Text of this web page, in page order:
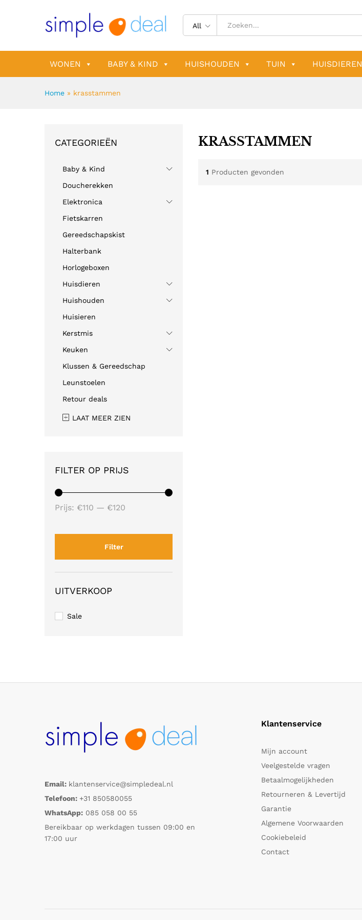
All
WONEN BABY & KIND HUISHOUDEN TUIN HUISDIEREN
Home » krasstammen
KRASSTAMMEN
1 Producten gevonden
CATEGORIEËN
Baby & Kind
Doucherekken
Elektronica
Fietskarren
Gereedschapskist
Halterbank
Horlogeboxen
Huisdieren
Huishouden
Huisieren
Kerstmis
Keuken
Klussen & Gereedschap
Leunstoelen
Retour deals
LAAT MEER ZIEN
FILTER OP PRIJS
Filter
Prijs: €110 — €120
UITVERKOOP
Sale
Email: klantenservice@simpledeal.nl
Telefoon: +31 850580055
WhatsApp: 085 058 00 55
Bereikbaar op werkdagen tussen 09:00 en
17:00 uur
Klantenservice
Mijn account
Veelgestelde vragen
Betaalmogelijkheden
Retourneren & Levertijd
Garantie
Algemene Voorwaarden
Cookiebeleid
Contact